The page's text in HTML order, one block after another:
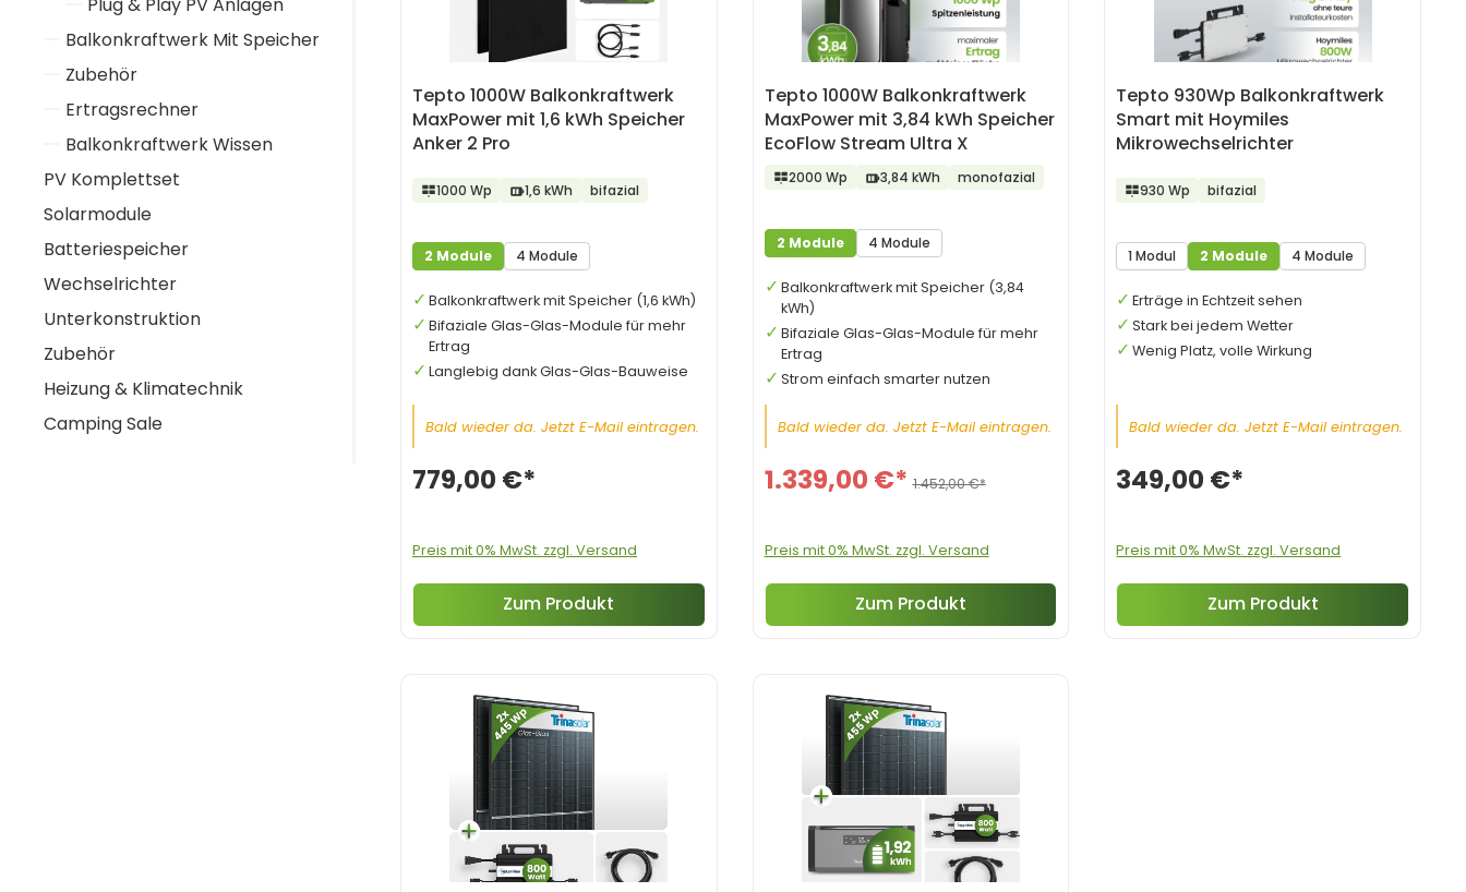
Balkonkraftwerk Mit Speicher
Zubehör
Ertragsrechner
Balkonkraftwerk Wissen
PV Komplettset
Solarmodule
Batteriespeicher
Wechselrichter
Unterkonstruktion
Zubehör
Heizung & Klimatechnik
Camping Sale
Tepto 1000W Balkonkraftwerk
MaxPower mit 1,6 kWh Speicher
Anker 2 Pro
1000 Wp 1,6 kWh bifazial
2 Module 4 Module
Bald wieder da. Jetzt E-Mail eintragen.
779,00 €*
Preis mit 0% MwSt. zzgl. Versand
Balkonkraftwerk mit Speicher (1,6 kWh)
Bifaziale Glas-Glas-Module für mehr
Ertrag
Langlebig dank Glas-Glas-Bauweise
Zum Produkt
Tepto 1000W Balkonkraftwerk
MaxPower mit 3,84 kWh Speicher
EcoFlow Stream Ultra X
2000 Wp 3,84 kWh monofazial
2 Module 4 Module
Bald wieder da. Jetzt E-Mail eintragen.
1.339,00 €* 1.452,00 €*
Preis mit 0% MwSt. zzgl. Versand
Balkonkraftwerk mit Speicher (3,84
kWh)
Bifaziale Glas-Glas-Module für mehr
Ertrag
Strom einfach smarter nutzen
Zum Produkt
Tepto 930Wp Balkonkraftwerk
Smart mit Hoymiles
Mikrowechselrichter
930 Wp bifazial
1 Modul 2 Module 4 Module
Bald wieder da. Jetzt E-Mail eintragen.
349,00 €*
Preis mit 0% MwSt. zzgl. Versand
Erträge in Echtzeit sehen
Stark bei jedem Wetter
Wenig Platz, volle Wirkung
Zum Produkt